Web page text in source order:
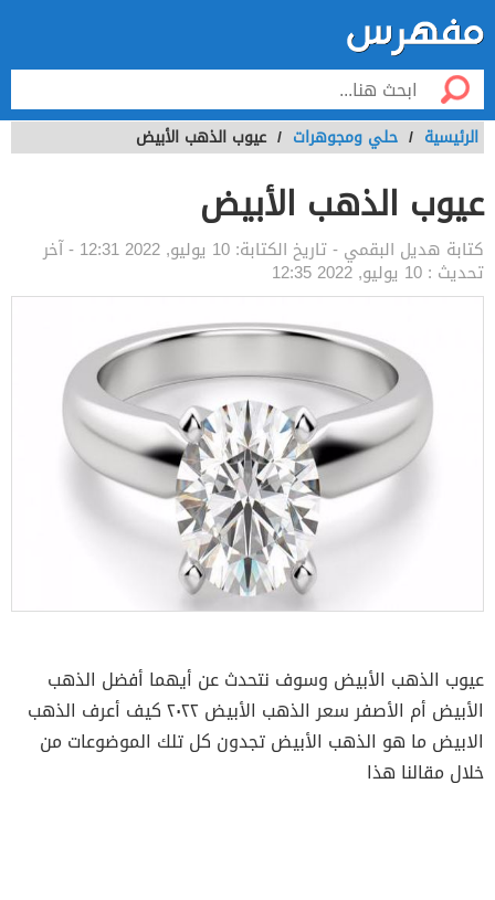
الرئيسية / حلي ومجوهرات / عيوب الذهب الأبيض
عيوب الذهب الأبيض
كتابة هديل البقمي - تاريخ الكتابة: 10 يوليو, 2022 12:31 - آخر
تحديث : 10 يوليو, 2022 12:35
عيوب الذهب الأبيض وسوف نتحدث عن أيهما أفضل الذهب
الأبيض أم الأصفر سعر الذهب الأبيض ٢٠٢٢ كيف أعرف الذهب
الابيض ما هو الذهب الأبيض تجدون كل تلك الموضوعات من
خلال مقالنا هذا